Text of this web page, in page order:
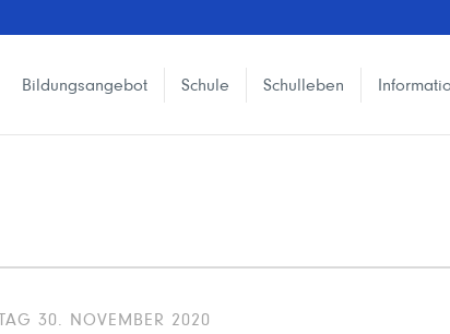
Bildungsangebot Schule Schulleben
30. NOVEMBER 2020